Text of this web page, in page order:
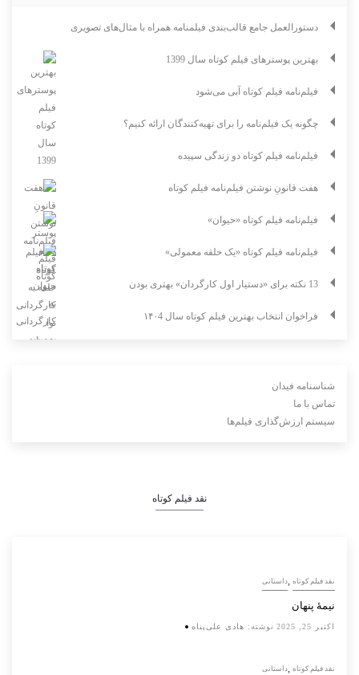
دستورالعمل جامع قالب‌بندی فیلمنامه همراه با مثال‌های تصویری
بهترین پوسترهای فیلم کوتاه سال 1399
فیلم‌نامه فیلم کوتاه آبی می‌شود
چگونه یک فیلم‌نامه را برای تهیه‌کنندگان ارائه کنیم؟
فیلم‌نامه فیلم کوتاه دو زندگی سپیده
هفت قانونِ نوشتن فیلم‌نامه فیلم کوتاه
فیلم‌نامه فیلم کوتاه «حیوان»
فیلم‌نامه فیلم کوتاه «یک حلقه معمولی»
13 نکته برای «دستیار اول کارگردان» بهتری بودن
فراخوان انتخاب بهترین فیلم کوتاه سال ۱۴۰4
شناسنامه فیدان
تماس با ما
سیستم ارزش‌گذاری فیلم‌ها
نقد فیلم کوتاه
داستانی, نقد فیلم کوتاه
نیمۀ پنهان
نوشته: هادی علی‌پناه اکتبر 25, 2025
داستانی, نقد فیلم کوتاه